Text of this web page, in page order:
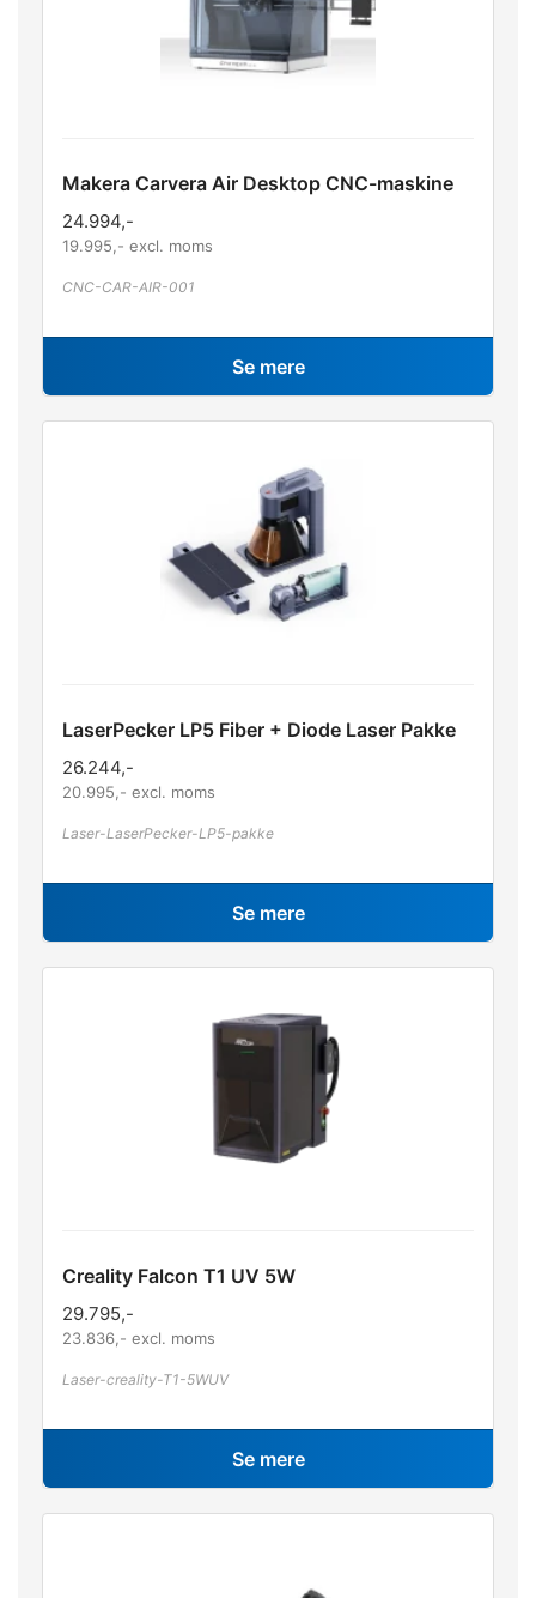
Makera Carvera Air Desktop CNC-maskine
24.994,-
19.995 ,- excl. moms
CNC-CAR-AIR-001
Se mere
LaserPecker LP5 Fiber + Diode Laser Pakke
26.244,-
20.995 ,- excl. moms
Laser-LaserPecker-LP5-pakke
Se mere
Creality Falcon T1 UV 5W
29.795,-
23.836 ,- excl. moms
Laser-creality-T1-5WUV
Se mere